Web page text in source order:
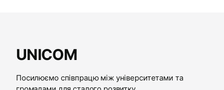
UNICOM
Посилюємо співпрацю між університетами та